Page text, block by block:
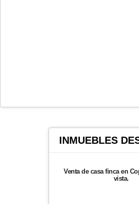
INMUEBLES
Venta de casa finca en
vista.